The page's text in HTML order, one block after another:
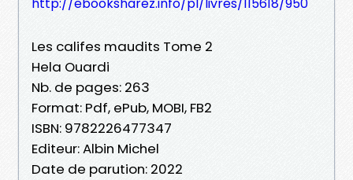
Les califes maudits Tome 2
Hela Ouardi
Nb. de pages: 263
Format: Pdf, ePub, MOBI, FB2
ISBN: 9782226477347
Editeur: Albin Michel
Date de parution: 2022